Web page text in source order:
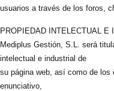
usuarios a través de los foros,
PROPIEDAD INTELECTUAL E
Mediplus Gestión, S.L. será
intelectual e industrial de
su página web, así como de
enunciativo,